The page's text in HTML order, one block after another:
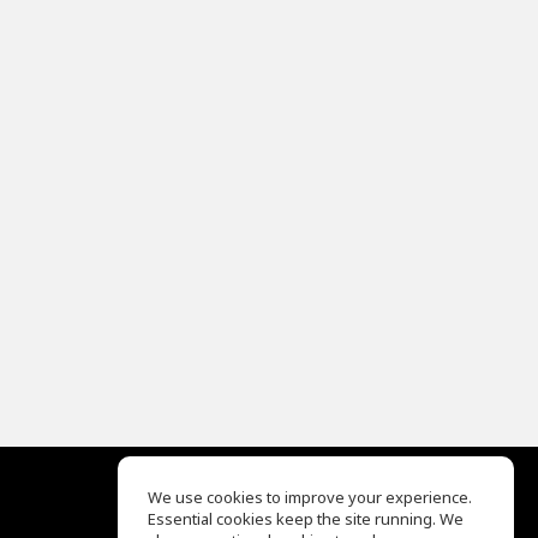
EQ Ear Training
We use cookies to improve your experience.
Essential cookies keep the site running. We